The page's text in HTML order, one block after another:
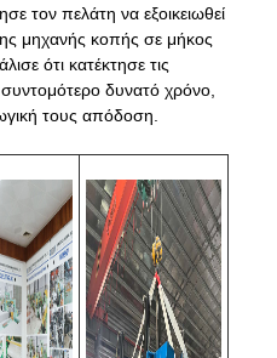
τον πελάτη να εξοικειωθεί
μηχανής κοπής σε μήκος
ότι κατέκτησε τις
συντομότερο δυνατό χρόνο,
τους απόδοση.